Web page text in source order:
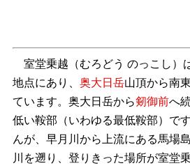
室堂乗越（むろどう のっこし）
地点にあり、 奥大日岳山頂から南
ています。奥大日岳から剱御前へ
低い鞍部（いわゆる最低鞍部）で
んが、早月川から上流にある馬場
川を遡り、登りきった場所が室堂